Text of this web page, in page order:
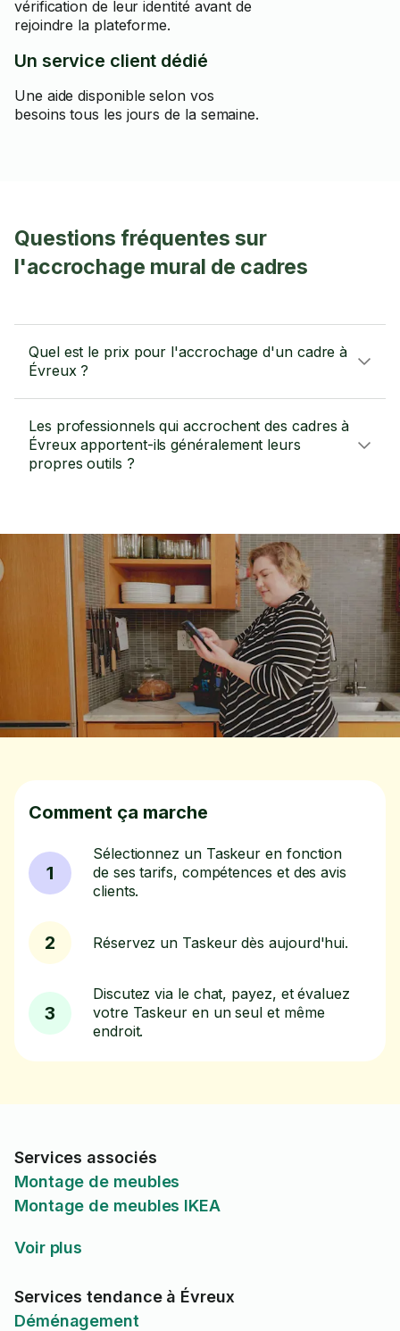
vérification de leur identité avant de
rejoindre la plateforme.
Un service client dédié
Une aide disponible selon vos
besoins tous les jours de la semaine.
Questions fréquentes sur
l'accrochage mural de cadres
Quel est le prix pour l'accrochage d'un cadre à
Évreux ?
Les professionnels qui accrochent des cadres à
Évreux apportent-ils généralement leurs
propres outils ?
Comment ça marche
1
Sélectionnez un Taskeur en fonction
de ses tarifs, compétences et des avis
clients.
2 Réservez un Taskeur dès aujourd'hui.
3
Discutez via le chat, payez, et évaluez
votre Taskeur en un seul et même
endroit.
Services associés
Montage de meubles
Montage de meubles IKEA
Voir plus
Services tendance à Évreux
Déménagement